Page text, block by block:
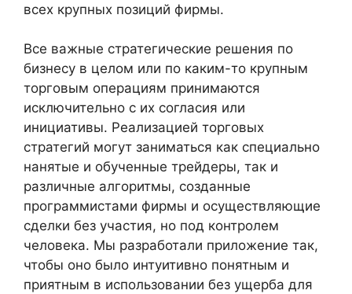
всех крупных позиций фирмы.
Все важные стратегические решения по
бизнесу в целом или по каким-то крупным
торговым операциям принимаются
исключительно с их согласия или
инициативы. Реализацией торговых
стратегий могут заниматься как специально
нанятые и обученные трейдеры, так и
различные алгоритмы, созданные
программистами фирмы и осуществляющие
сделки без участия, но под контролем
человека. Мы разработали приложение так,
чтобы оно было интуитивно понятным и
приятным в использовании без ущерба для